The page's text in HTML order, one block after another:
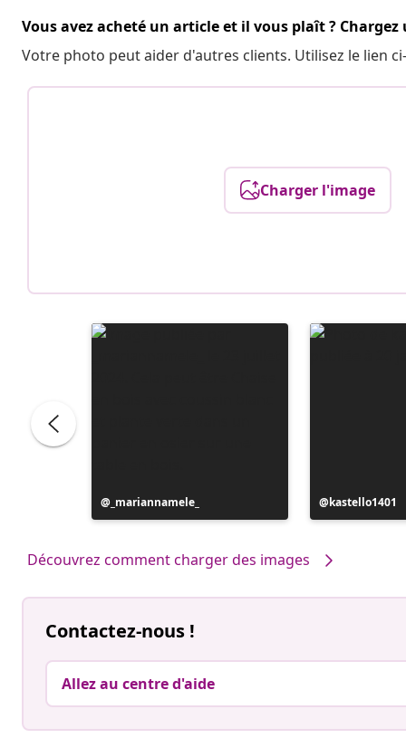
Vous avez acheté un article et il vous plaît ? Chargez
Votre photo peut aider d'autres clients. Utilisez le lien
Charger l'image
Publication
publiée
_mariannamele_
Publication
publiée
kastello1401
Découvrez comment charger des images
Contactez-nous !
Allez au centre d'aide